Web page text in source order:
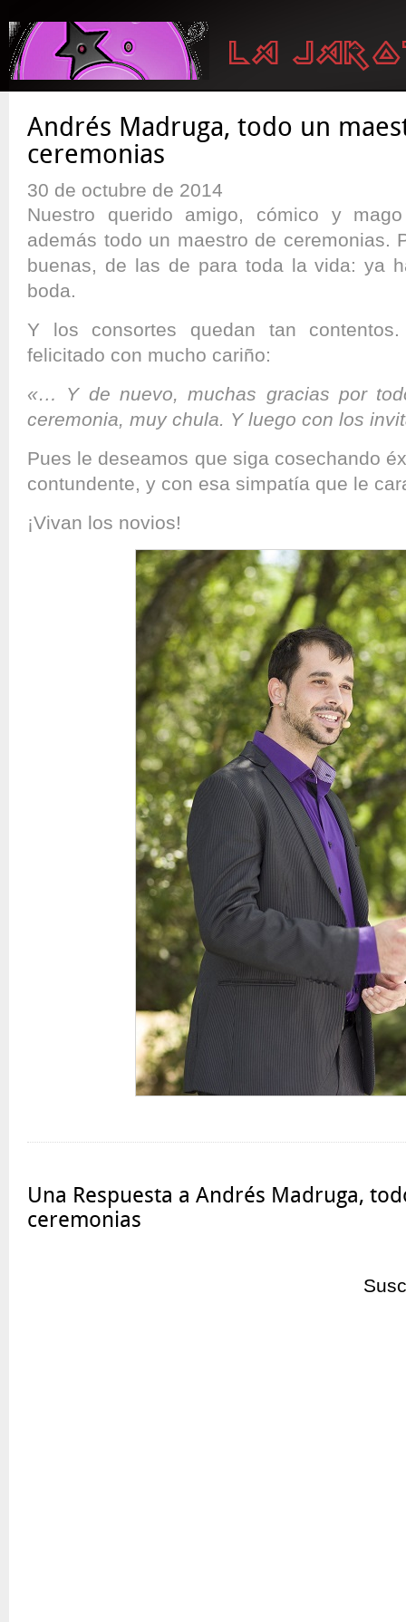
Andrés Madruga, todo un
ceremonias
30 de octubre de 2014
Nuestro querido amigo, cómico y
además todo un maestro de ceremonias.
buenas, de las de para toda la vida: ya
boda.
Y los consortes quedan tan
felicitado con mucho cariño:
«… Y de nuevo, muchas gracias por
ceremonia, muy chula. Y luego con los
Pues le deseamos que siga cosechando
contundente, y con esa simpatía que le
¡Vivan los novios!
Una Respuesta a Andrés Madruga,
ceremonias